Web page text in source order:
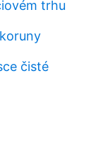
trhu
čisté